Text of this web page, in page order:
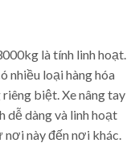
là tính linh hoạt.
nhiều loại hàng hóa
biệt. Xe nâng tay
dễ dàng và linh hoạt
nơi này đến nơi khác.